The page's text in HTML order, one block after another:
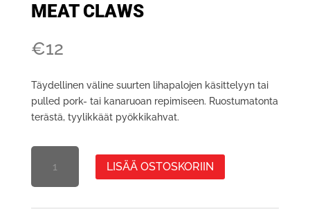
MEAT CLAWS
€12
Täydellinen väline suurten lihapalojen käsittelyyn tai
pulled pork- tai kanaruoan repimiseen. Ruostumatonta
terästä, tyylikkäät pyökkikahvat.
CLAWS
LISÄÄ OSTOSKORIIN